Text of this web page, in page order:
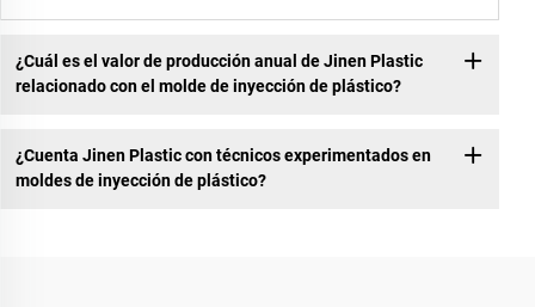
¿Cuál es el valor de producción anual de Jinen Plastic
relacionado con el molde de inyección de plástico?
¿Cuenta Jinen Plastic con técnicos experimentados en
moldes de inyección de plástico?